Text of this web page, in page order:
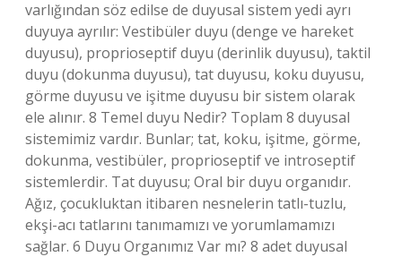
varlığından söz edilse de duyusal sistem yedi ayrı
duyuya ayrılır: Vestibüler duyu (denge ve hareket
duyusu), proprioseptif duyu (derinlik duyusu), taktil
duyu (dokunma duyusu), tat duyusu, koku duyusu,
görme duyusu ve işitme duyusu bir sistem olarak
ele alınır. 8 Temel duyu Nedir? Toplam 8 duyusal
sistemimiz vardır. Bunlar; tat, koku, işitme, görme,
dokunma, vestibüler, proprioseptif ve introseptif
sistemlerdir. Tat duyusu; Oral bir duyu organıdır.
Ağız, çocukluktan itibaren nesnelerin tatlı-tuzlu,
ekşi-acı tatlarını tanımamızı ve yorumlamamızı
sağlar. 6 Duyu Organımız Var mı? 8 adet duyusal